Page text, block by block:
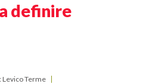
definire
Levico Terme